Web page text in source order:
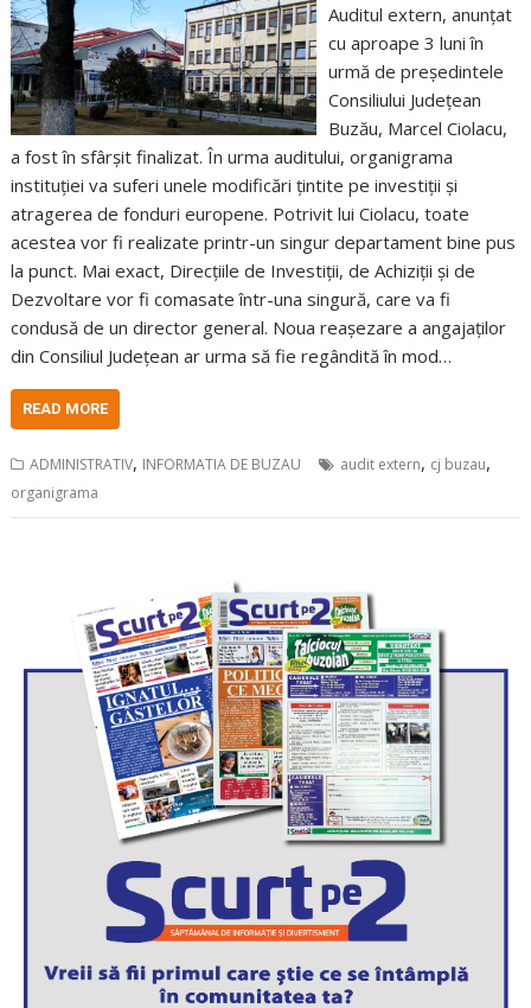
Auditul extern, anunțat
cu aproape 3 luni în
urmă de președintele
Consiliului Județean
Buzău, Marcel Ciolacu,
a fost în sfârșit finalizat. În urma auditului, organigrama
instituției va suferi unele modificări țintite pe investiții și
atragerea de fonduri europene. Potrivit lui Ciolacu, toate
acestea vor fi realizate printr-un singur departament bine pus
la punct. Mai exact, Direcțiile de Investiții, de Achiziții și de
Dezvoltare vor fi comasate într-una singură, care va fi
condusă de un director general. Noua reașezare a angajaților
din Consiliul Județean ar urma să fie regândită în mod…
READ MORE
ADMINISTRATIV, INFORMATIA DE BUZAU audit extern, cj buzau,
organigrama